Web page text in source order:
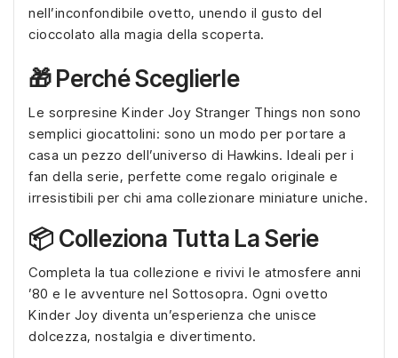
nell’inconfondibile ovetto, unendo il gusto del
cioccolato alla magia della scoperta.
🎁 Perché Sceglierle
Le sorpresine Kinder Joy Stranger Things non sono
semplici giocattolini: sono un modo per portare a
casa un pezzo dell’universo di Hawkins. Ideali per i
fan della serie, perfette come regalo originale e
irresistibili per chi ama collezionare miniature uniche.
📦 Colleziona Tutta La Serie
Completa la tua collezione e rivivi le atmosfere anni
’80 e le avventure nel Sottosopra. Ogni ovetto
Kinder Joy diventa un’esperienza che unisce
dolcezza, nostalgia e divertimento.